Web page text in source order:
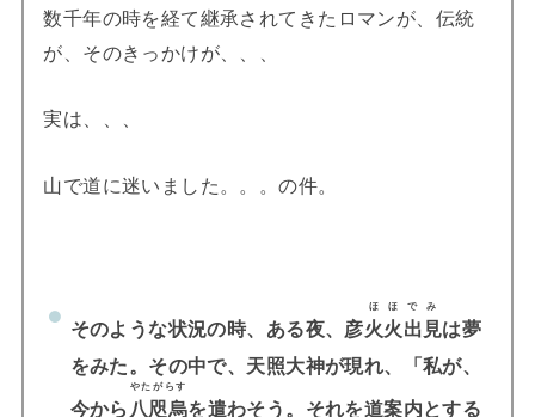
数千年の時を経て継承されてきたロマンが、伝統
が、そのきっかけが、、、
実は、、、
山で道に迷いました。。。の件。
そのような状況の時、 ある夜、彦火火出見
ほほでみ
は夢
をみた。その中で、天照大神が現れ、「私が、
今から八咫烏
やたがらす
を遣わそう。それを道案内とする